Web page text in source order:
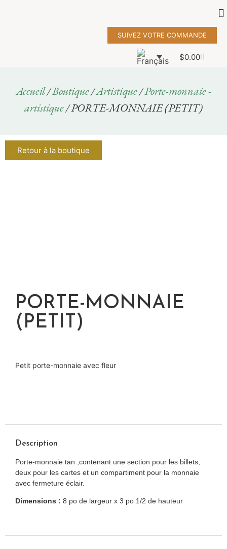
SUIVEZ VOTRE COMMANDE
$0.00
Accueil/Boutique/Artistique/Porte-monnaie -
artistique/ PORTE-MONNAIE (PETIT)
Retour à la boutique
PORTE-MONNAIE
(PETIT)
Petit porte-monnaie avec fleur
Description
Porte-monnaie tan ,contenant une section pour les billets,
deux pour les cartes et un compartiment pour la monnaie
avec fermeture éclair.
Dimensions : 8 po de largeur x 3 po 1/2 de hauteur